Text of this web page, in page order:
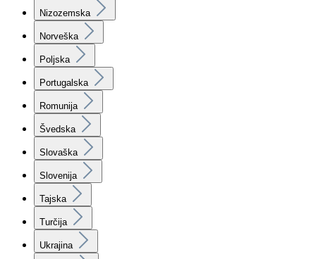
Nizozemska
Norveška
Poljska
Portugalska
Romunija
Švedska
Slovaška
Slovenija
Tajska
Turčija
Ukrajina